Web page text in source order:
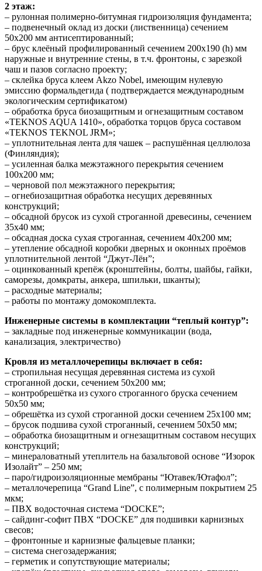
2 этаж:
– рулонная полимерно-битумная гидроизоляция фундамента;
– подвенечный оклад из доски (лиственница) сечением
50х200 мм антисептированный;
– брус клеёный профилированный сечением 200х190 (h) мм
наружные и внутренние стены, в т.ч. фронтоны, с зарезкой
чаш и пазов согласно проекту;
– склейка бруса клеем Akzo Nobel, имеющим нулевую
эмиссию формальдегида ( подтверждается международным
экологическим сертификатом)
– обработка бруса биозащитным и огнезащитным составом
«TEKNOS AQUA 1410», обработка торцов бруса составом
«TEKNOS TEKNOL JRM»;
– уплотнительная лента для чашек – распушённая целлюлоза
(Финляндия);
– усиленная балка межэтажного перекрытия сечением
100х200 мм;
– черновой пол межэтажного перекрытия;
– огнебиозащитная обработка несущих деревянных
конструкций;
– обсадной брусок из сухой строганной древесины, сечением
35х40 мм;
– обсадная доска сухая строганная, сечением 40х200 мм;
– утепление обсадной коробки дверных и оконных проёмов
уплотнительной лентой “Джут-Лён”;
– оцинкованный крепёж (кронштейны, болты, шайбы, гайки,
саморезы, домкраты, анкера, шпильки, шканты);
– расходные материалы;
– работы по монтажу домокомплекта.
Инженерные системы в комплектации “теплый контур”:
– закладные под инженерные коммуникации (вода,
канализация, электричество)
Кровля из металлочерепицы включает в себя:
– стропильная несущая деревянная система из сухой
строганной доски, сечением 50х200 мм;
– контробрешётка из сухого строганного бруска сечением
50х50 мм;
– обрешётка из сухой строганной доски сечением 25х100 мм;
– брусок подшива сухой строганный, сечением 50х50 мм;
– обработка биозащитным и огнезащитным составом несущих
конструкций;
– минераловатный утеплитель на базальтовой основе “Изорок
Изолайт” – 250 мм;
– паро/гидроизоляционные мембраны “Ютавек/Ютафол”;
– металлочерепица “Grand Line”, с полимерным покрытием 25
мкм;
– ПВХ водосточная система “DOCKE”;
– сайдинг-софит ПВХ “DOCKE” для подшивки карнизных
свесов;
– фронтонные и карнизные фальцевые планки;
– система снегозадержания;
– герметик и сопутствующие материалы;